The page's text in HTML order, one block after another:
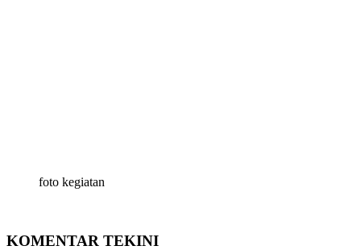
foto kegiatan
KOMENTAR TEKINI